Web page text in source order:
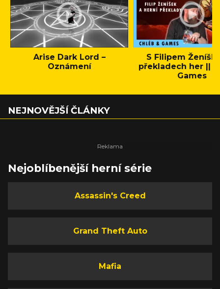
Arise Dark Lord –
Oznámení
S Filipem
překladech her ||
Games
NEJNOVĚJŠÍ ČLÁNKY
Nejoblíbenější herní série
Assassin's Creed
Grand Theft Auto
Mafia